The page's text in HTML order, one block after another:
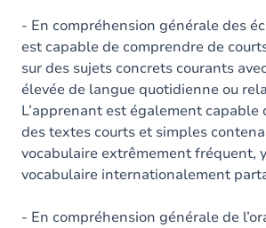
Contenu
Exercices
- En compréhension générale des
est capable de comprendre de
sur des sujets concrets courants
élevée de langue quotidienne ou
L’apprenant est également capable
des textes courts et simples
vocabulaire extrêmement fréquent,
vocabulaire internationalement
- En compréhension générale de